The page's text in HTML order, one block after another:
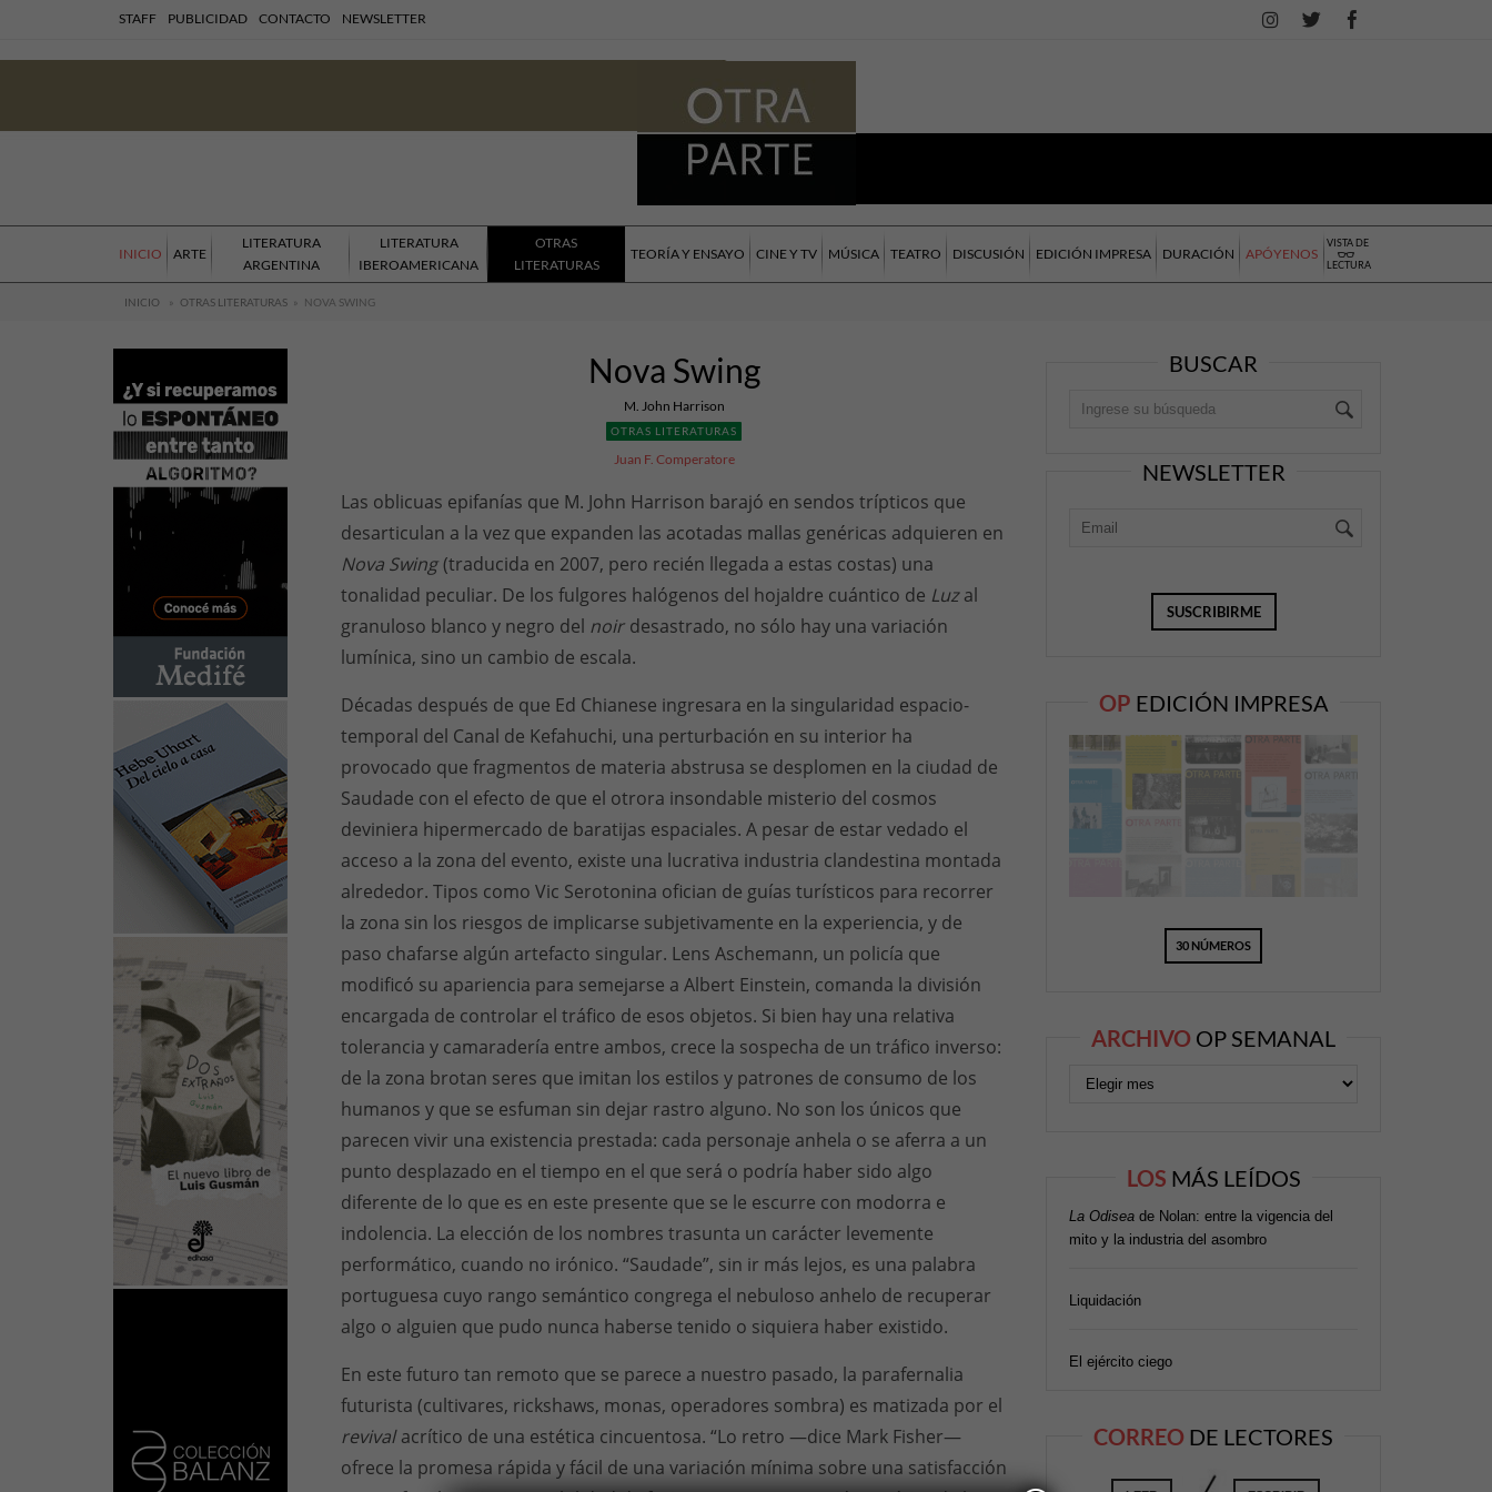
STAFF PUBLICIDAD CONTACTO NEWSLETTER
INICIO ARTE
LITERATURA
ARGENTINA
LITERATURA
IBEROAMERICANA
OTRAS
LITERATURAS
TEORÍA Y ENSAYO CINE Y TV MÚSICA TEATRO DISCUSIÓN EDICIÓN IMPRESA DURACIÓN APÓYENOS
VISTA DE
LECTURA
INICIO » OTRAS LITERATURAS » NOVA SWING
Nova Swing
M. John Harrison
OTRAS LITERATURAS
Juan F. Comperatore
Las oblicuas epifanías que M. John Harrison barajó en sendos trípticos que
desarticulan a la vez que expanden las acotadas mallas genéricas adquieren en
Nova Swing (traducida en 2007, pero recién llegada a estas costas) una
tonalidad peculiar. De los fulgores halógenos del hojaldre cuántico de Luzal
granuloso blanco y negro del noir desastrado, no sólo hay una variación
lumínica, sino un cambio de escala.
Décadas después de que Ed Chianese ingresara en la singularidad espacio-
temporal del Canal de Kefahuchi, una perturbación en su interior ha
provocado que fragmentos de materia abstrusa se desplomen en la ciudad de
Saudade con el efecto de que el otrora insondable misterio del cosmos
deviniera hipermercado de baratijas espaciales. A pesar de estar vedado el
acceso a la zona del evento, existe una lucrativa industria clandestina montada
alrededor. Tipos como Vic Serotonina ofician de guías turísticos para recorrer
la zona sin los riesgos de implicarse subjetivamente en la experiencia, y de
paso chafarse algún artefacto singular. Lens Aschemann, un policía que
modificó su apariencia para semejarse a Albert Einstein, comanda la división
encargada de controlar el tráfico de esos objetos. Si bien hay una relativa
tolerancia y camaradería entre ambos, crece la sospecha de un tráfico inverso:
de la zona brotan seres que imitan los estilos y patrones de consumo de los
humanos y que se esfuman sin dejar rastro alguno. No son los únicos que
parecen vivir una existencia prestada: cada personaje anhela o se aferra a un
punto desplazado en el tiempo en el que será o podría haber sido algo
diferente de lo que es en este presente que se le escurre con modorra e
indolencia. La elección de los nombres trasunta un carácter levemente
performático, cuando no irónico. “Saudade”, sin ir más lejos, es una palabra
portuguesa cuyo rango semántico congrega el nebuloso anhelo de recuperar
algo o alguien que pudo nunca haberse tenido o siquiera haber existido.
En este futuro tan remoto que se parece a nuestro pasado, la parafernalia
futurista (cultivares, rickshaws, monas, operadores sombra) es matizada por el
revivalacrítico de una estética cincuentosa. “Lo retro —dice Mark Fisher—
ofrece la promesa rápida y fácil de una variación mínima sobre una satisfacción
BUSCAR
NEWSLETTER
OP EDICIÓN IMPRESA
30 NÚMEROS
ARCHIVO OP SEMANAL
LOS MÁS LEÍDOS
La Odisea de Nolan: entre la vigencia del
mito y la industria del asombro
Liquidación
El ejército ciego
CORREO DE LECTORES